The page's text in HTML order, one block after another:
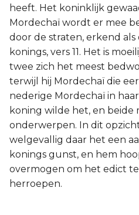
heeft. Het koninklijk
Mordechaï wordt er mee
door de straten, erkend
konings, vers 11. Het is
twee zich het meest
terwijl hij Mordechaï die
nederige Mordechaï in
koning wilde het, en beide
onderwerpen. In dit
welgevallig daar het een
konings gunst, en hem
overmogen om het edict
herroepen.